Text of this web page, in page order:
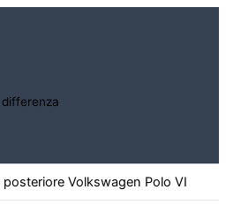
posteriore Volkswagen Polo VI